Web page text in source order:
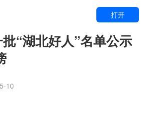
打开
“湖北好人”名单公示
10